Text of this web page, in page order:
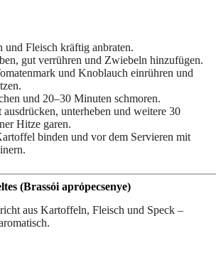
und Fleisch kräftig anbraten.
gut verrühren und Zwiebeln hinzufügen.
und Knoblauch einrühren und
und 20–30 Minuten schmoren.
ausdrücken, unterheben und weitere 30
Hitze garen.
binden und vor dem Servieren mit
(Brassói aprópecsenye)
aus Kartoffeln, Fleisch und Speck –